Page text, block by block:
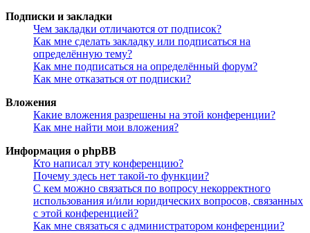
Подписки и закладки
Чем закладки отличаются от подписок?
Как мне сделать закладку или подписаться на
определённую тему?
Как мне подписаться на определённый форум?
Как мне отказаться от подписки?
Вложения
Какие вложения разрешены на этой конференции?
Как мне найти мои вложения?
Информация о phpBB
Кто написал эту конференцию?
Почему здесь нет такой-то функции?
С кем можно связаться по вопросу некорректного
использования и/или юридических вопросов, связанных
с этой конференцией?
Как мне связаться с администратором конференции?